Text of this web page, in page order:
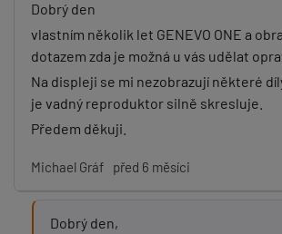
Dobrý den
vlastním několik let GENEVO ONE a
dotazem zda je možná u vás udělat
Na displeji se mi nezobrazují některé
je vadný reproduktor silně skresluje.
Předem děkuji.
Michael Gráf před 6 měsíci
Dobrý den,